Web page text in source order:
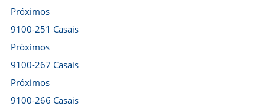
Próximos
9100-251 Casais
Próximos
9100-267 Casais
Próximos
9100-266 Casais